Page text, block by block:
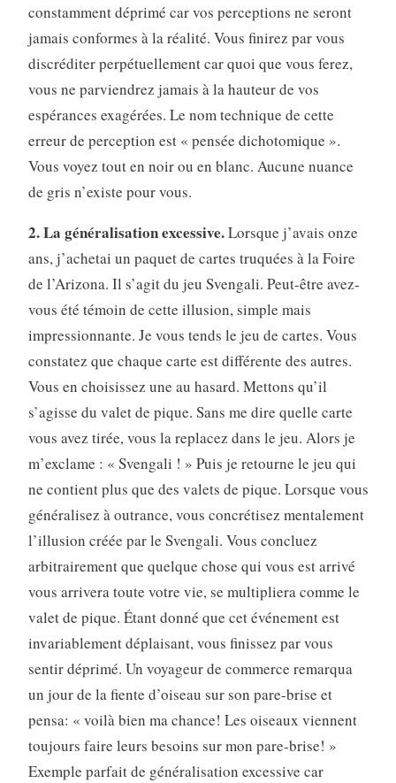
constamment déprimé car vos perceptions ne seront
jamais conformes à la réalité. Vous finirez par vous
discréditer perpétuellement car quoi que vous ferez,
vous ne parviendrez jamais à la hauteur de vos
espérances exagérées. Le nom technique de cette
erreur de perception est « pensée dichotomique ».
Vous voyez tout en noir ou en blanc. Aucune nuance
de gris n’existe pour vous.
2. La généralisation excessive.Lorsque j’avais onze
ans, j’achetai un paquet de cartes truquées à la Foire
de l’Arizona. Il s’agit du jeu Svengali. Peut-être avez-
vous été témoin de cette illusion, simple mais
impressionnante. Je vous tends le jeu de cartes. Vous
constatez que chaque carte est différente des autres.
Vous en choisissez une au hasard. Mettons qu’il
s’agisse du valet de pique. Sans me dire quelle carte
vous avez tirée, vous la replacez dans le jeu. Alors je
m’exclame : « Svengali ! » Puis je retourne le jeu qui
ne contient plus que des valets de pique. Lorsque vous
généralisez à outrance, vous concrétisez mentalement
l’illusion créée par le Svengali. Vous concluez
arbitrairement que quelque chose qui vous est arrivé
vous arrivera toute votre vie, se multipliera comme le
valet de pique. Étant donné que cet événement est
invariablement déplaisant, vous finissez par vous
sentir déprimé. Un voyageur de commerce remarqua
un jour de la fiente d’oiseau sur son pare-brise et
pensa: « voilà bien ma chance! Les oiseaux viennent
toujours faire leurs besoins sur mon pare-brise! »
Exemple parfait de généralisation excessive car